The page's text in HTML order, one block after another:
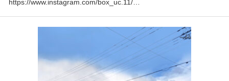
https://www.instagram.com/box_uc.11/…